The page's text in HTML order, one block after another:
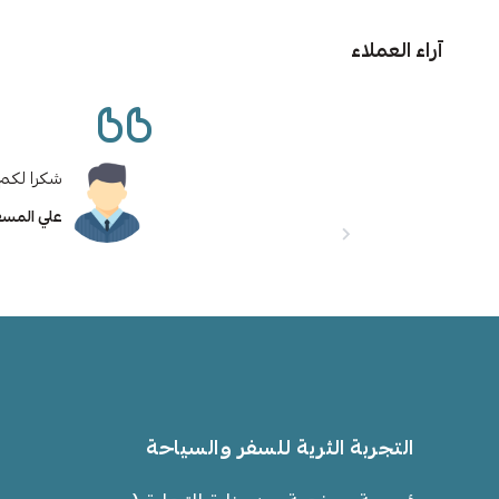
آراء العملاء
شكرا
علي
التجربة الثرية للسفر والسياحة